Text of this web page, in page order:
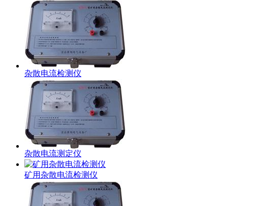
杂散电流检测仪
杂散电流测定仪
矿用杂散电流检测仪